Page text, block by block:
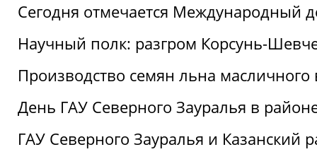
Сегодня отмечается Международный
Научный полк: разгром Корсунь-
Производство семян льна
День ГАУ Северного Зауралья в
ГАУ Северного Зауралья и Казанский